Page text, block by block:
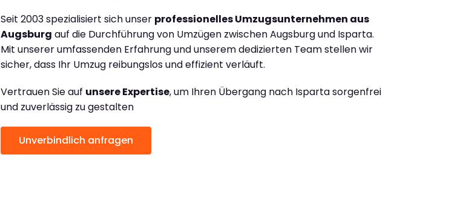
Seit 2003 spezialisiert sich unser professionelles Umzugsunternehmen aus
Augsburg auf die Durchführung von Umzügen zwischen Augsburg und Isparta.
Mit unserer umfassenden Erfahrung und unserem dedizierten Team stellen wir
sicher, dass Ihr Umzug reibungslos und effizient verläuft.
Vertrauen Sie auf unsere Expertise, um Ihren Übergang nach Isparta sorgenfrei
und zuverlässig zu gestalten
Unverbindlich anfragen